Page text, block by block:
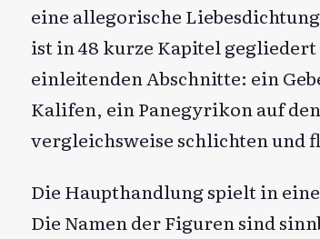
eine allegorische
ist in 48 kurze Kapitel
einleitenden Abschnitte: ein
Kalifen, ein Panegyrikon auf
vergleichsweise schlichten und
Die Haupthandlung spielt in
Die Namen der Figuren sind